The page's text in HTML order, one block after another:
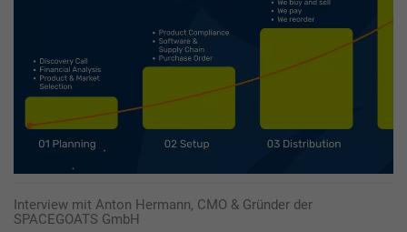
Interview mit Anton Hermann, CMO & Gründer der
SPACEGOATS GmbH